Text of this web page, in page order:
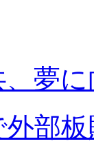
、夢
外部